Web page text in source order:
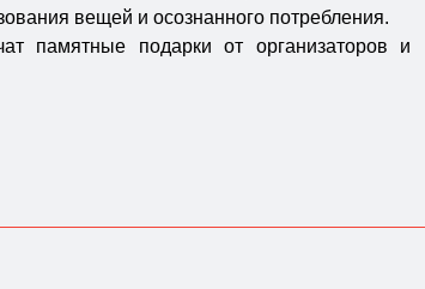
вещей и осознанного потребления.
памятные подарки от организаторов и